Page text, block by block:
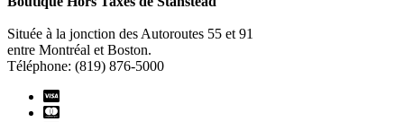
Située à la jonction des Autoroutes 55 et 91
entre Montréal et Boston.
Téléphone: (819) 876-5000